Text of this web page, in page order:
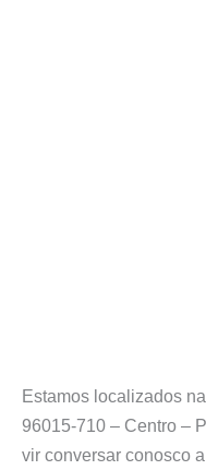
Estamos localizados
96015-710 – Centro –
vir conversar conosco